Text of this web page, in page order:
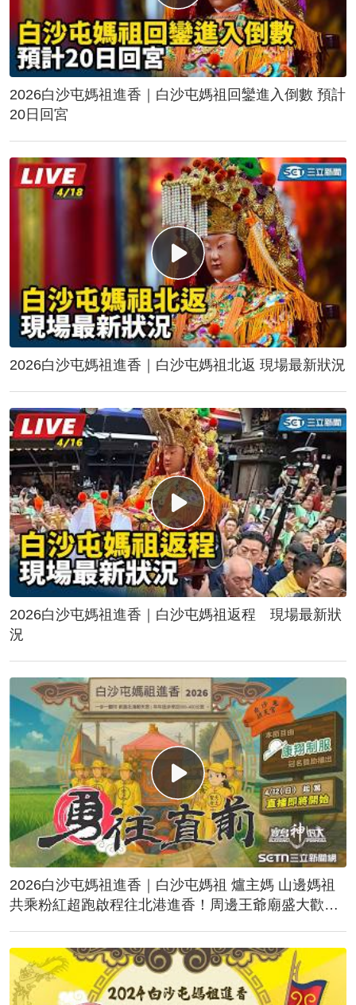
2026白沙屯媽祖進香｜白沙屯媽祖回鑾進入倒數 預計
20日回宮
2026白沙屯媽祖進香｜白沙屯媽祖北返 現場最新狀況
2026白沙屯媽祖進香｜白沙屯媽祖返程 現場最新狀
況
2026白沙屯媽祖進香｜白沙屯媽祖 爐主媽 山邊媽祖
共乘粉紅超跑啟程往北港進香！周邊王爺廟盛大歡